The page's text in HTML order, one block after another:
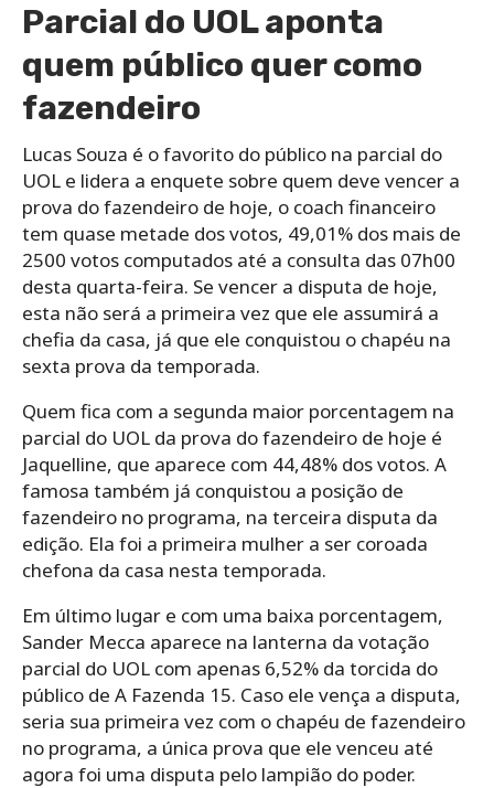
Parcial do UOL aponta
quem público quer como
fazendeiro
Lucas Souza é o favorito do público na parcial do
UOL e lidera a enquete sobre quem deve vencer a
prova do fazendeiro de hoje, o coach financeiro
tem quase metade dos votos, 49,01% dos mais de
2500 votos computados até a consulta das 07h00
desta quarta-feira. Se vencer a disputa de hoje,
esta não será a primeira vez que ele assumirá a
chefia da casa, já que ele conquistou o chapéu na
sexta prova da temporada.
Quem fica com a segunda maior porcentagem na
parcial do UOL da prova do fazendeiro de hoje é
Jaquelline, que aparece com 44,48% dos votos. A
famosa também já conquistou a posição de
fazendeiro no programa, na terceira disputa da
edição. Ela foi a primeira mulher a ser coroada
chefona da casa nesta temporada.
Em último lugar e com uma baixa porcentagem,
Sander Mecca aparece na lanterna da votação
parcial do UOL com apenas 6,52% da torcida do
público de A Fazenda 15. Caso ele vença a disputa,
seria sua primeira vez com o chapéu de fazendeiro
no programa, a única prova que ele venceu até
agora foi uma disputa pelo lampião do poder.